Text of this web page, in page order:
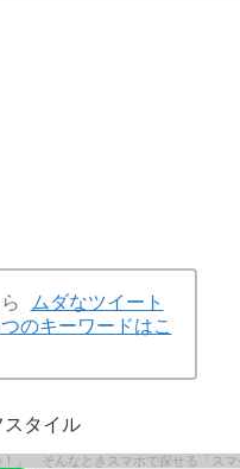
ムダなツイート
のキーワードはこ
スタイル
！」 そんなときスマホで探せる「ス